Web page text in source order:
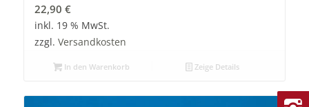
22,90 €
inkl. 19 % MwSt.
zzgl. Versandkosten
In den Warenkorb Zeige Details